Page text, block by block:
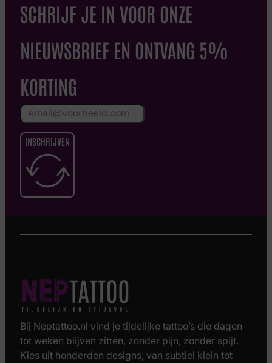
SCHRIJF JE IN VOOR ONZE
NIEUWSBRIEF EN ONTVANG 5%
KORTING
INSCHRIJVEN
Bij Neptattoo.nl vind je tijdelijke tattoo’s die dagen
tot weken blijven zitten, zonder pijn, zonder spijt.
Kies uit honderden designs, van subtiel klein tot